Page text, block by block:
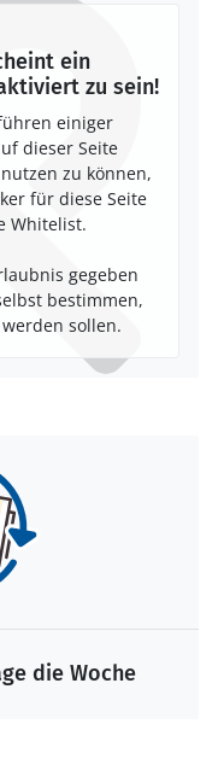
ein
zu sein!
einiger
dieser Seite
zu können,
für diese Seite
Whitelist.
gegeben
bestimmen,
sollen.
die Woche